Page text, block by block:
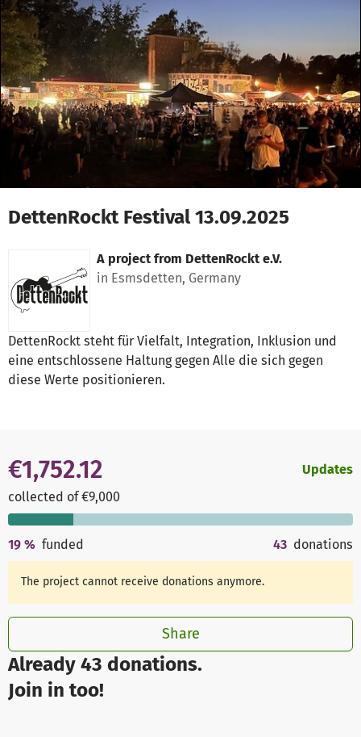
Skip to main content
Show accessibility statement
DettenRockt Festival 13.09.2025
A project from DettenRockt e.V.
in Esmsdetten, Germany
DettenRockt steht für Vielfalt, Integration, Inklusion und
eine entschlossene Haltung gegen Alle die sich gegen
diese Werte positionieren.
Already 43 donations.
Join in too!
€1,752.12
collected of €9,000
Updates
19 % funded 43 donations
The project cannot receive donations anymore.
Share